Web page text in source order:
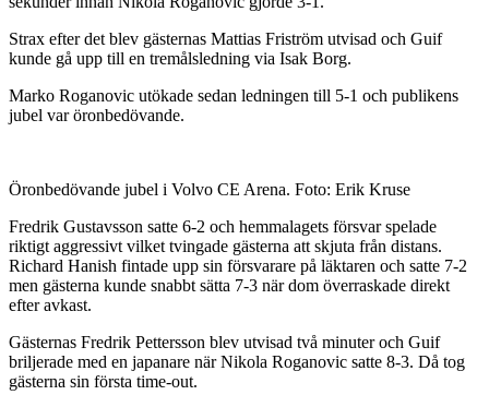
Strax efter det blev gästernas Mattias Friström utvisad och Guif
kunde gå upp till en tremålsledning via Isak Borg.
Marko Roganovic utökade sedan ledningen till 5-1 och publikens
jubel var öronbedövande.
Öronbedövande jubel i Volvo CE Arena. Foto: Erik Kruse
Fredrik Gustavsson satte 6-2 och hemmalagets försvar spelade
riktigt aggressivt vilket tvingade gästerna att skjuta från distans.
Richard Hanish fintade upp sin försvarare på läktaren och satte 7-2
men gästerna kunde snabbt sätta 7-3 när dom överraskade direkt
efter avkast.
Gästernas Fredrik Pettersson blev utvisad två minuter och Guif
briljerade med en japanare när Nikola Roganovic satte 8-3. Då tog
gästerna sin första time-out.